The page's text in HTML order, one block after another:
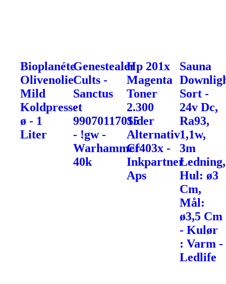
Bioplanéte
Olivenolie
Mild
Koldpresset
ø - 1
Liter
Genestealer
Cults -
Sanctus
-
99070117015
- !gw -
Warhammer
40k
Hp 201x
Magenta
Toner
2.300
Sider
Alternativ
Cf403x -
Inkpartner
Aps
Sauna
Sort -
24v Dc,
Ra93,
1,1w,
3m
Ledning,
Hul: ø3
Cm,
Mål:
ø3,5 Cm
- Kulør
: Varm -
Ledlife